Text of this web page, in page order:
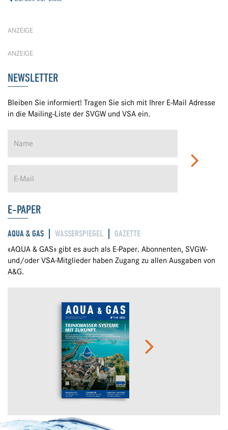
ANZEIGE
ANZEIGE
NEWSLETTER
Bleiben Sie informiert! Tragen Sie sich mit Ihrer E-Mail Adresse
in die Mailing-Liste der SVGW und VSA ein.
E-PAPER
AQUA & GAS WASSERSPIEGEL GAZETTE
«AQUA & GAS» gibt es auch als E-Paper. Abonnenten, SVGW-
und/oder VSA-Mitglieder haben Zugang zu allen Ausgaben von
A&G.